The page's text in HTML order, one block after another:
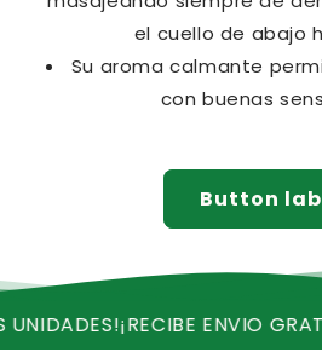
el cuello de abajo
Su aroma calmante
con buenas
Button
¡RECIBE ENVIO GRATIS!